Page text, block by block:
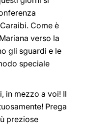
Come è
verso la
gli sguardi e le
speciale
in mezzo a voi! Il
Prega
preziose